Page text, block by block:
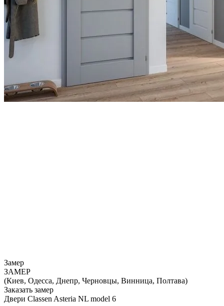
Замер
ЗАМЕР
(Киев, Одесса, Днепр, Черновцы, Винница, Полтава)
Заказать замер
Двери Classen Asteria NL model 6